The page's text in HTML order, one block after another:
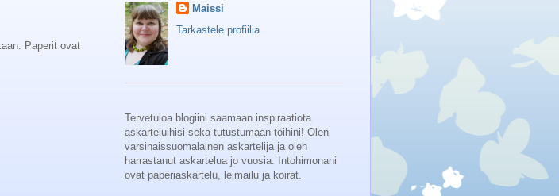
Paperit ovat
Maissi
Tarkastele profiilia
Tervetuloa blogiini saamaan inspiraatiota
askarteluihisi sekä tutustumaan töihini! Olen
varsinaissuomalainen askartelija ja olen
harrastanut askartelua jo vuosia. Intohimonani
ovat paperiaskartelu, leimailu ja koirat.